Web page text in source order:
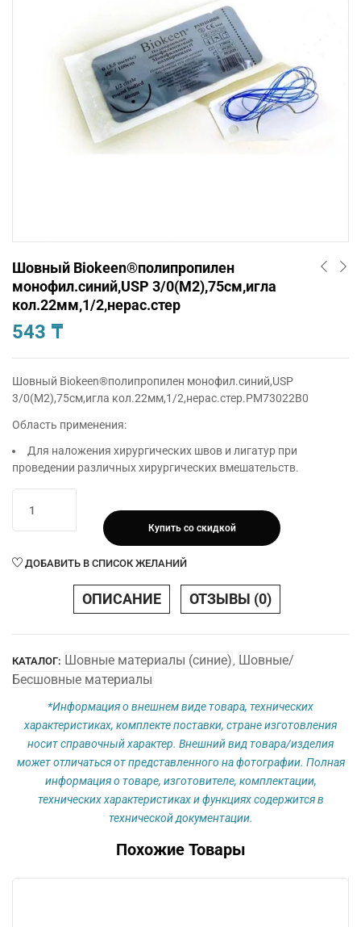
Шовный Biokeen®полипропилен
монофил.синий,USP 3/0(М2),75см,игла
кол.22мм,1/2,нерас.стер
543 ₸
Шовный Biokeen®полипропилен монофил.синий,USP
3/0(М2),75см,игла кол.22мм,1/2,нерас.стер.РМ73022B0
Область применения:
Для наложения хирургических швов и лигатур при
проведении различных хирургических вмешательств.
товара
Шовный
монофил.синий,USP
Купить со скидкой
ДОБАВИТЬ В СПИСОК ЖЕЛАНИЙ
ОПИСАНИЕ ОТЗЫВЫ (0)
КАТАЛОГ: Шовные материалы (синие), Шовные/
Бесшовные материалы
*Информация о внешнем виде товара, технических
характеристиках, комплекте поставки, стране изготовления
носит справочный характер. Внешний вид товара/изделия
может отличаться от представленного на фотографии. Полная
информация о товаре, изготовителе, комплектации,
технических характеристиках и функциях содержится в
технической документации.
Похожие Товары